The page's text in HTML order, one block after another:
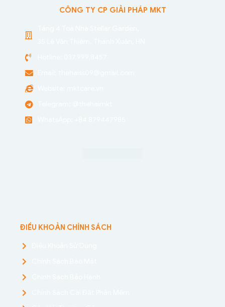
CÔNG TY CP GIẢI PHÁP MKT
ĐIỀU KHOẢN CHÍNH SÁCH